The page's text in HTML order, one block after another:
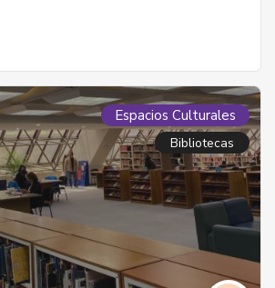
Espacios Culturales
Bibliotecas